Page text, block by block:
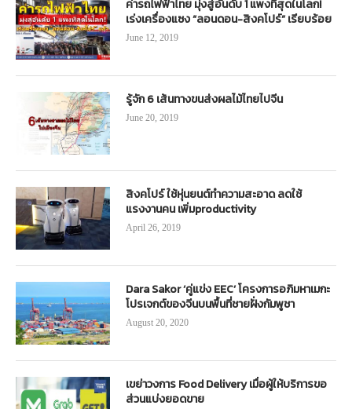
ค่ารถไฟฟ้าไทย มุ่งสู่อันดับ 1 แพงที่สุดในโลก!
เร่งเครื่องแซง “ลอนดอน-สิงคโปร์” เรียบร้อย
June 12, 2019
รู้จัก 6 เส้นทางขนส่งผลไม้ไทยไปจีน
June 20, 2019
สิงคโปร์ ใช้หุ่นยนต์ทำความสะอาด ลดใช้
แรงงานคน เพิ่มproductivity
April 26, 2019
Dara Sakor ‘คู่แข่ง EEC’ โครงการอภิมหาเมกะ
โปรเจกต์ของจีนบนพื้นที่ชายฝั่งกัมพูชา
August 20, 2020
เขย่าวงการ Food Delivery เมื่อผู้ให้บริการขอ
ส่วนแบ่งยอดขาย